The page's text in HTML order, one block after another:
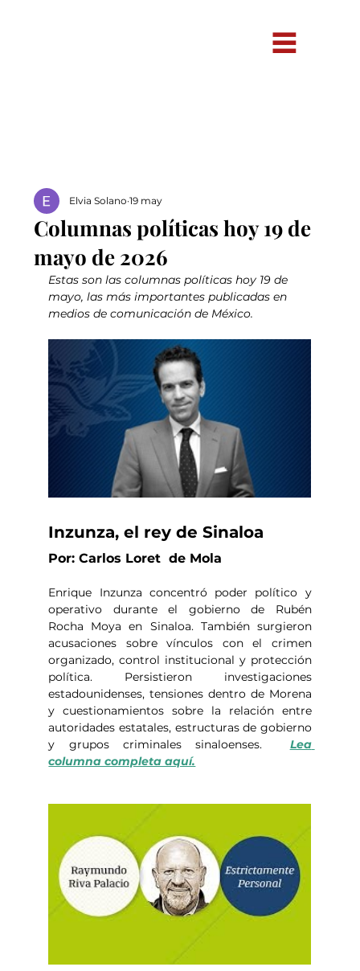
Columnas políticas hoy 19 de
mayo de 2026
Elvia Solano 19 may
Estas son las columnas políticas hoy 19 de
mayo, las más importantes publicadas en
medios de comunicación de México.
Inzunza, el rey de Sinaloa
Por: Carlos Loret  de Mola
Enrique Inzunza concentró poder político y
operativo durante el gobierno de Rubén
Rocha Moya en Sinaloa. También surgieron
acusaciones sobre vínculos con el crimen
organizado, control institucional y protección
política. Persistieron investigaciones
estadounidenses, tensiones dentro de Morena
y cuestionamientos sobre la relación entre
autoridades estatales, estructuras de gobierno
y grupos criminales sinaloenses. Lea
columna completa aquí.